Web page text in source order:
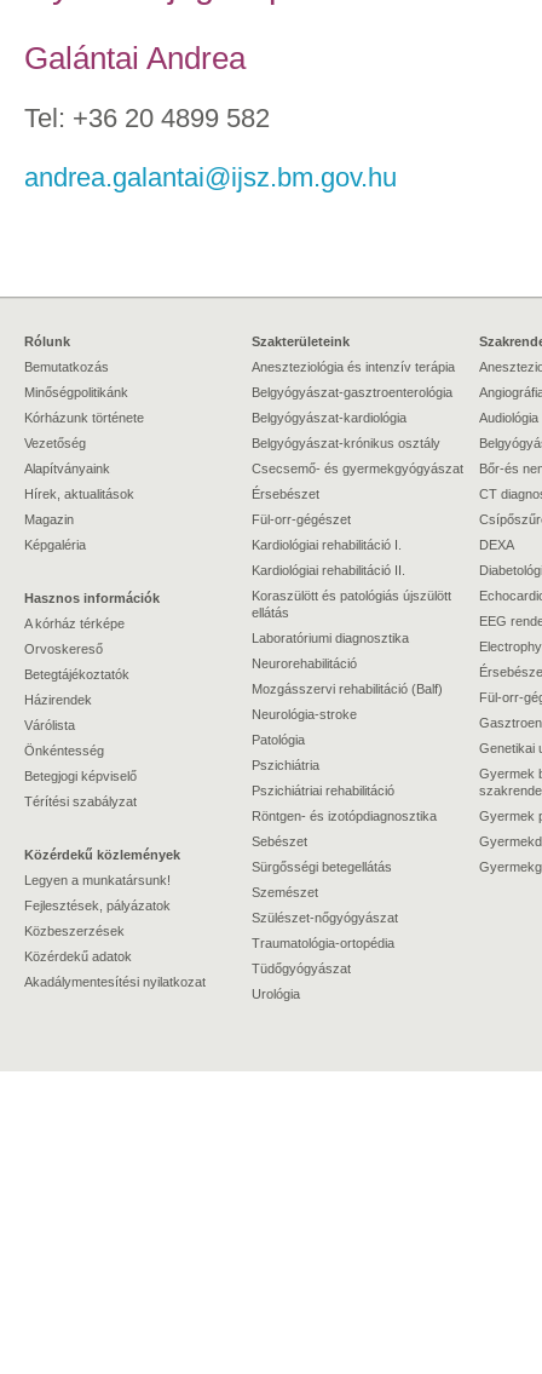
Galántai Andrea
Tel: +36 20 4899 582
andrea.galantai@ijsz.bm.gov.hu
Rólunk
Bemutatkozás
Minőségpolitikánk
Kórházunk története
Vezetőség
Alapítványaink
Hírek, aktualitások
Magazin
Képgaléria
Hasznos információk
A kórház térképe
Orvoskereső
Betegtájékoztatók
Házirendek
Várólista
Önkéntesség
Betegjogi képviselő
Térítési szabályzat
Közérdekű közlemények
Legyen a munkatársunk!
Fejlesztések, pályázatok
Közbeszerzések
Közérdekű adatok
Akadálymentesítési nyilatkozat
Szakterületeink
Aneszteziológia és intenzív terápia
Belgyógyászat-gasztroenterológia
Belgyógyászat-kardiológia
Belgyógyászat-krónikus osztály
Csecsemő- és gyermekgyógyászat
Érsebészet
Fül-orr-gégészet
Kardiológiai rehabilitáció I.
Kardiológiai rehabilitáció II.
Koraszülött és patológiás újszülött
ellátás
Laboratóriumi diagnosztika
Neurorehabilitáció
Mozgásszervi rehabilitáció (Balf)
Neurológia-stroke
Patológia
Pszichiátria
Pszichiátriai rehabilitáció
Röntgen- és izotópdiagnosztika
Sebészet
Sürgősségi betegellátás
Szemészet
Szülészet-nőgyógyászat
Traumatológia-ortopédia
Tüdőgyógyászat
Urológia
Audiológia
Bőr-és
CT
DEXA
EEG
Fül-orr-
Genetikai
Gyermek
Gyermek